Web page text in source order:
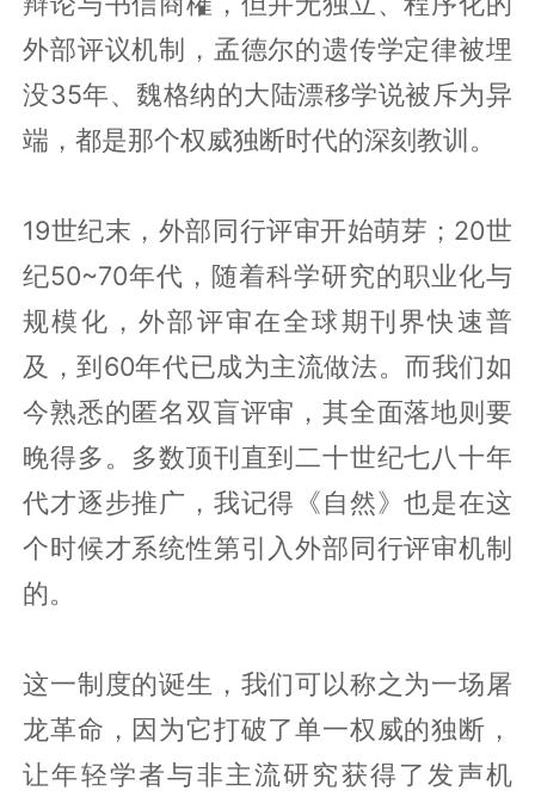
外部评议机制，孟德尔的遗传学定律被埋
没35年、魏格纳的大陆漂移学说被斥为异
端，都是那个权威独断时代的深刻教训。
19世纪末，外部同行评审开始萌芽；20世
纪50~70年代，随着科学研究的职业化与
规模化，外部评审在全球期刊界快速普
及，到60年代已成为主流做法。而我们如
今熟悉的匿名双盲评审，其全面落地则要
晚得多。多数顶刊直到二十世纪七八十年
代才逐步推广，我记得《自然》也是在这
个时候才系统性第引入外部同行评审机制
的。
这一制度的诞生，我们可以称之为一场屠
龙革命，因为它打破了单一权威的独断，
让年轻学者与非主流研究获得了发声机